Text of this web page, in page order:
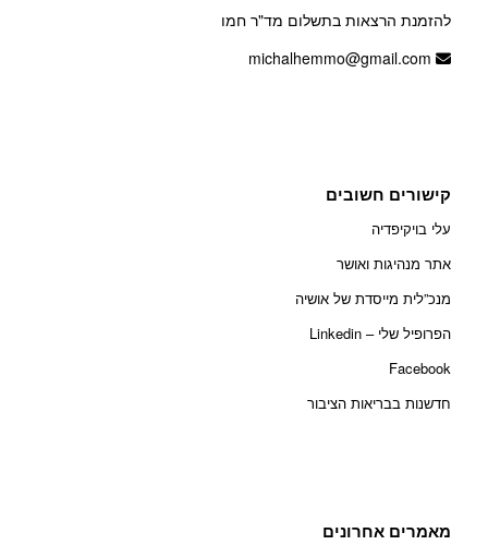
להזמנת הרצאות בתשלום מד"ר חמו
michalhemmo@gmail.com
קישורים חשובים
עלי בויקיפדיה
אתר מנהיגות ואושר
מנכ”לית מייסדת של אושיה
הפרופיל שלי – Linkedin
Facebook
חדשנות בבריאות הציבור
מאמרים אחרונים